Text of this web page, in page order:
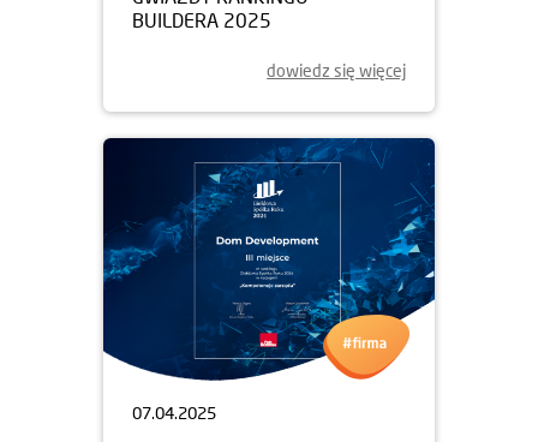
BUILDERA 2025
dowiedz się więcej
07.04.2025